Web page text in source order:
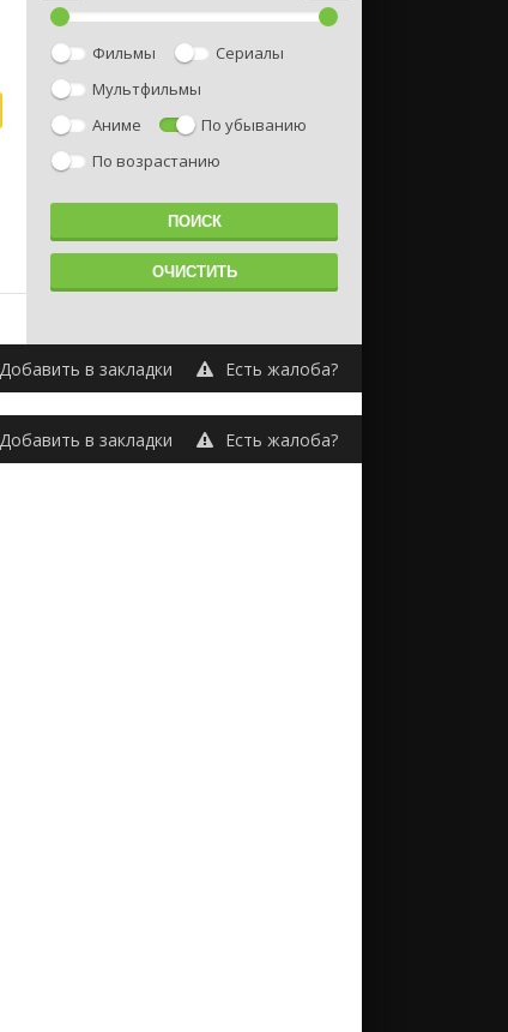
Фильмы
Сериалы
Мультфильмы
Аниме
По убыванию
По возрастанию
Добавить в закладки Есть жалоба?
Добавить в закладки Есть жалоба?